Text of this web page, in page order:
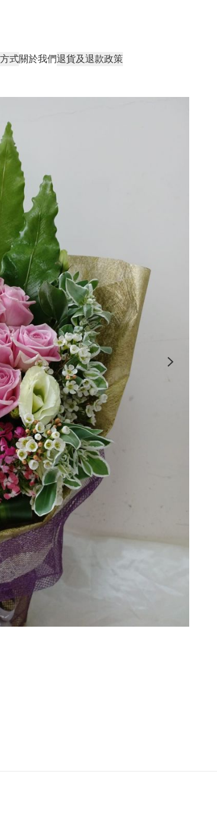
式關於我們退貨及退款政策